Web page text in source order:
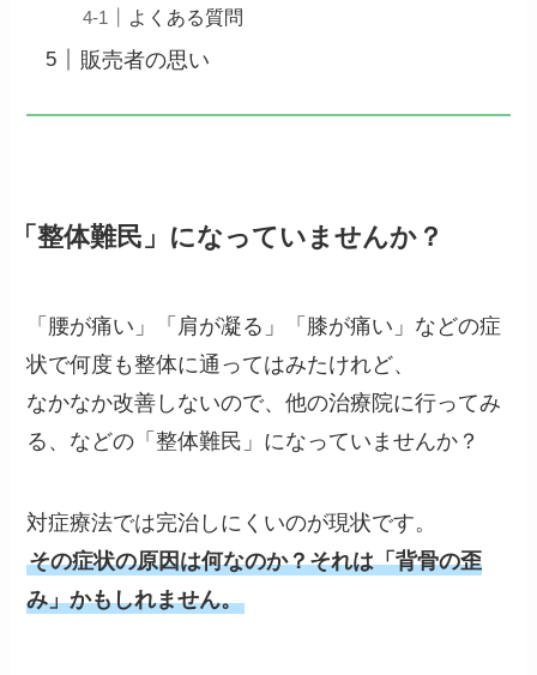
よくある質問
販売者の思い
「整体難民」になっていませんか？
「腰が痛い」「肩が凝る」「膝が痛い」などの症
状で何度も整体に通ってはみたけれど、
なかなか改善しないので、他の治療院に行ってみ
る、などの「整体難民」になっていませんか？
対症療法では完治しにくいのが現状です。
その症状の原因は何なのか？それは「背骨の歪
み」かもしれません。